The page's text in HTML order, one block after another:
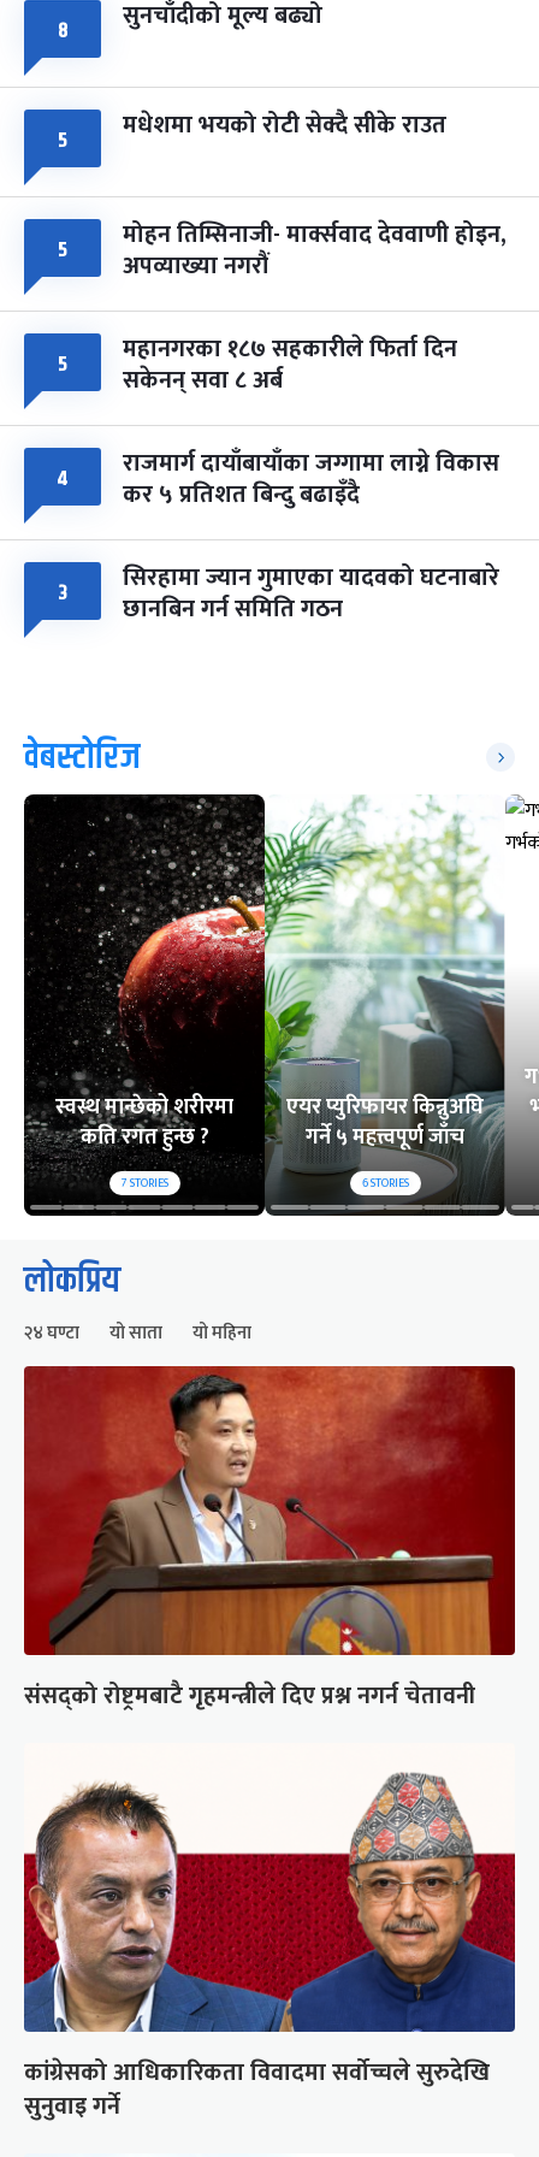
८ सुनचाँदीको मूल्य बढ्यो
५ मधेशमा भयको रोटी सेक्दै सीके राउत
५ मोहन तिम्सिनाजी- मार्क्सवाद देववाणी होइन,
अपव्याख्या नगरौं
५ महानगरका १८७ सहकारीले फिर्ता दिन
सकेनन् सवा ८ अर्ब
४ राजमार्ग दायाँबायाँका जग्गामा लाग्ने विकास
कर ५ प्रतिशत बिन्दु बढाइँदै
३ सिरहामा ज्यान गुमाएका यादवको घटनाबारे
छानबिन गर्न समिति गठन
वेबस्टोरिज
स्वस्थ मान्छेको शरीरमा
कति रगत हुन्छ ?
7STORIES
एयर प्युरिफायर किन्नुअघि
गर्ने ५ महत्त्वपूर्ण जाँच
6STORIES
लोकप्रिय
२४ घण्टा यो साता यो महिना
संसद्को रोष्ट्रमबाटै गृहमन्त्रीले दिए प्रश्न नगर्न चेतावनी
कांग्रेसको आधिकारिकता विवादमा सर्वोच्चले सुरुदेखि
सुनुवाइ गर्ने